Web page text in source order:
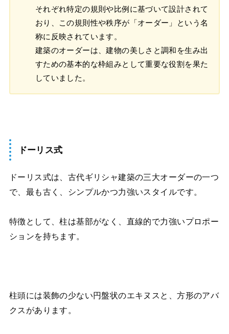
それぞれ特定の規則や比例に基づいて設計されて
おり、この規則性や秩序が「オーダー」という名
称に反映されています。
建築のオーダーは、建物の美しさと調和を生み出
すための基本的な枠組みとして重要な役割を果た
していました。
ドーリス式
ドーリス式は、古代ギリシャ建築の三大オーダーの一つ
で、最も古く、シンプルかつ力強いスタイルです。
特徴として、柱は基部がなく、直線的で力強いプロポー
ションを持ちます。
柱頭には装飾の少ない円盤状のエキヌスと、方形のアバ
クスがあります。